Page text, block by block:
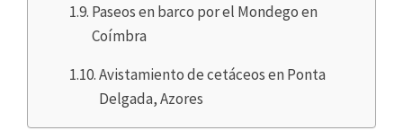
Paseos en barco por el Mondego en
Coímbra
Avistamiento de cetáceos en Ponta
Delgada, Azores